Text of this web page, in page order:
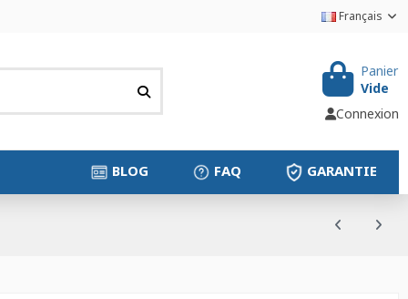
Français
Panier
Vide
Connexion
GARANTIE
FAQ
BLOG